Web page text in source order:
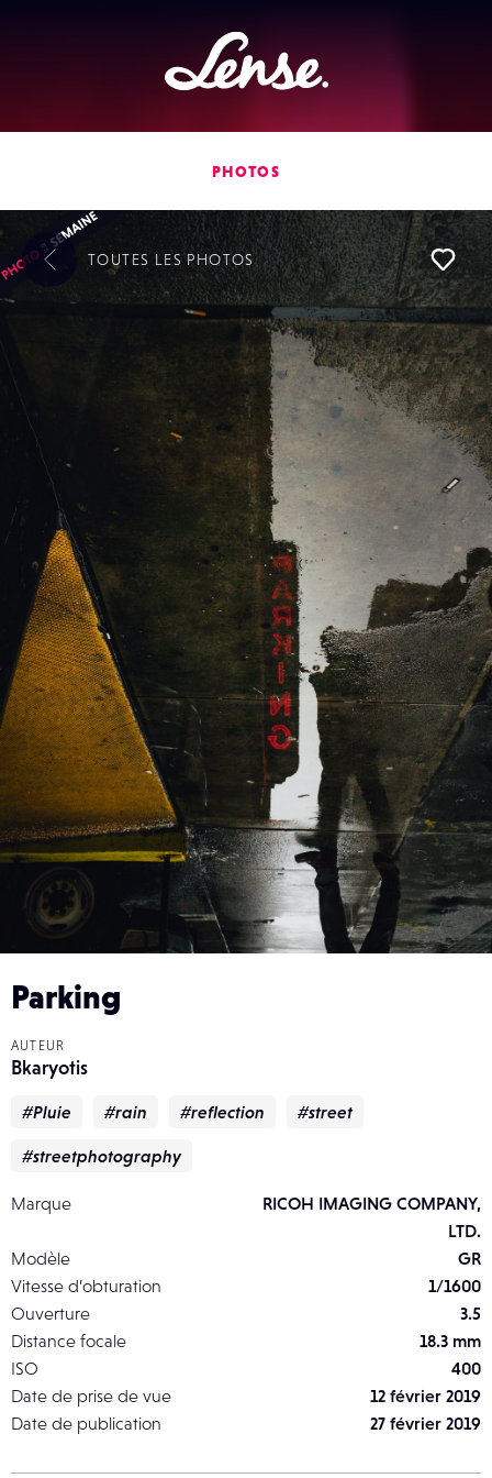
Lense
PHOTOS
Parking
AUTEUR
Bkaryotis
#Pluie #rain #reflection #street
#streetphotography
Marque
RICOH IMAGING COMPANY,
LTD.
Modèle
GR
Vitesse d’obturation
1/1600
Ouverture
3.5
Distance focale
18.3 mm
ISO
400
Date de prise de vue
12 février 2019
Date de publication
27 février 2019
TOUTES LESPHOTOS